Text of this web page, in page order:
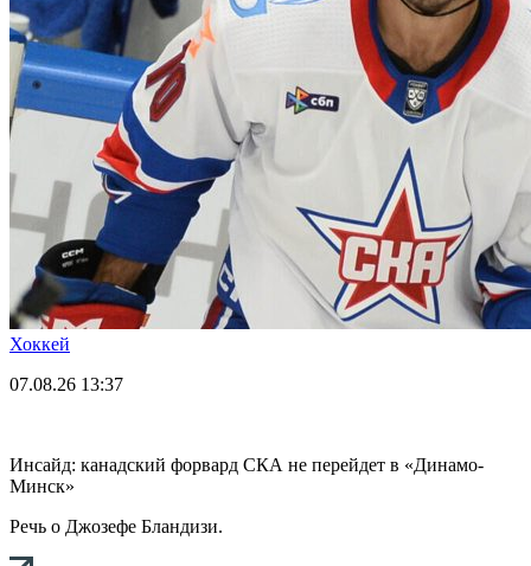
Хоккей
07.08.26 13:37
Инсайд: канадский форвард СКА не перейдет в «Динамо-
Минск»
Речь о Джозефе Бландизи.